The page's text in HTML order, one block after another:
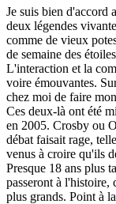
Je suis bien d'accord
deux légendes
comme de vieux
de semaine des
L'interaction et la
voire émouvantes.
chez moi de faire
Ces deux-là ont été
en 2005. Crosby ou
débat faisait rage,
venus à croire qu'ils
Presque 18 ans plus
passeront à l'histoire,
plus grands. Point à